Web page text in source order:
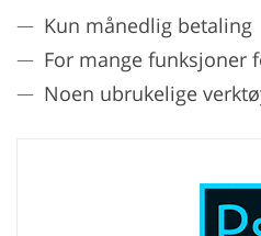
Kun månedlig betaling
For mange funksjoner
Noen ubrukelige